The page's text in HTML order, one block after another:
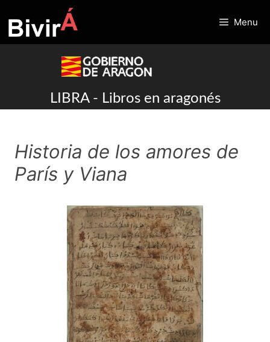
to
content
Menu
LIBRA - Libros en aragonés
Historia de los amores de
París y Viana